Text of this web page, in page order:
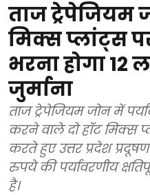
ताज ट्रेपेजियम
मिक्स प्लांट्स
भरना होगा 12
जुर्माना
ताज ट्रेपेजियम जोन में
करने वाले दो हॉट मिक्स
करते हुए उत्तर प्रदेश
रुपये की पर्यावरणीय
है।